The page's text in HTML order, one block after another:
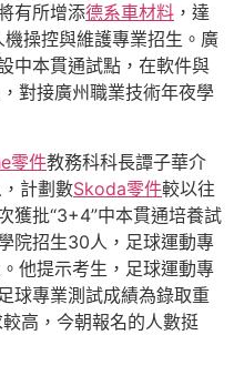
有所增添德系車材料 ，達
操控與維護專業招生。廣
中本貫通試點，在軟件與
對接廣州職業技術年夜學
零件教務科科長譚子華介
計劃數Skoda零件較以往
獲批“3+4”中本貫通培養試
院招生30人，足球運動專
他提示考生，足球運動專
球專業測試成績為錄取重
高，今朝報名的人數挺